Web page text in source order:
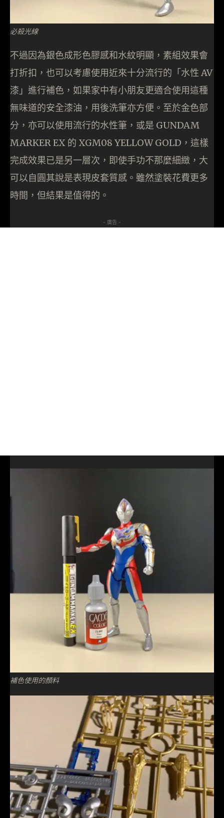
必殺光線
不過因為銀色成形色膠感和水紋明顯，素組效果會
打折扣，也可以考慮使用近來十分流行的「水性 AV
漆」進行補色，如果家中有小朋友更適合使用這種
無味道的安全漆油，用後洗筆亦方便。至於金色部
分，亦可以使用流行的水性筆，或是 GUNDAM
MARKER EX 的 XGM08 YELLOW GOLD，這樣
完成效果已是另一層次，即使手功不那麼細緻，大
可以自圓其說是表現皮套質感。雖然塗裝花費更多
時間，但結果是值得的。
- 廣告 -
補色使用的顏料